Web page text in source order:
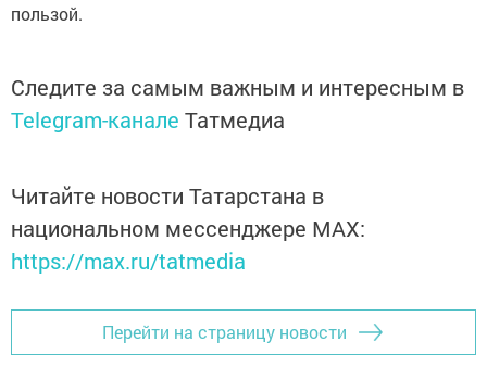
пользой.
Следите за самым важным и интересным в
Telegram-канале Татмедиа
Читайте новости Татарстана в
национальном мессенджере MАХ:
https://max.ru/tatmedia
Перейти на страницу новости